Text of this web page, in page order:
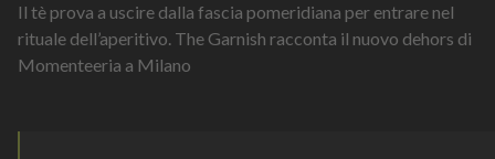
Il tè prova a uscire dalla fascia pomeridiana per entrare nel
rituale dell’aperitivo. The Garnish racconta il nuovo dehors di
Momenteeria a Milano